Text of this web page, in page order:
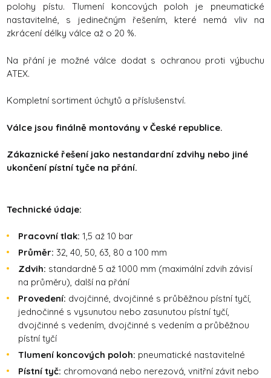
polohy pístu. Tlumení koncových poloh je pneumatické
nastavitelné, s jedinečným řešením, které nemá vliv na
zkrácení délky válce až o 20 %.
Na přání je možné válce dodat s ochranou proti výbuchu
ATEX.
Kompletní sortiment úchytů a příslušenství.
Válce jsou finálně montovány v České republice.
Zákaznické řešení jako nestandardní zdvihy nebo jiné
ukončení pístní tyče na přání.
Technické údaje:
Pracovní tlak: 1,5 až 10 bar
Průměr: 32, 40, 50, 63, 80 a 100 mm
Zdvih: standardně 5 až 1000 mm (maximální zdvih závisí
na průměru), další na přání
Provedení: dvojčinné, dvojčinné s průběžnou pístní tyčí,
jednočinné s vysunutou nebo zasunutou pístní tyčí,
dvojčinné s vedením, dvojčinné s vedením a průběžnou
pístní tyčí
Tlumení koncových poloh: pneumatické nastavitelné
Pístní tyč: chromovaná nebo nerezová, vnitřní závit nebo